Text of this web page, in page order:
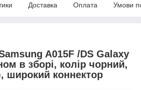
Доставка Оплата Умови
A015F /DS Galaxy
в зборі, колір чорний,
широкий коннектор